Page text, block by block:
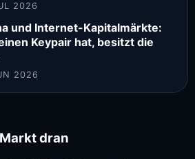
2026
und Internet-Kapitalmärkte:
Keypair hat, besitzt die
2026
dran